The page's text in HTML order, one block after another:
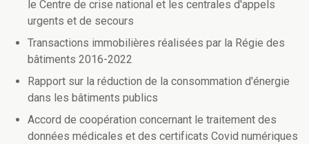
le Centre de crise national et les centrales d'appels
urgents et de secours
Transactions immobilières réalisées par la Régie des
bâtiments 2016-2022
Rapport sur la réduction de la consommation d'énergie
dans les bâtiments publics
Accord de coopération concernant le traitement des
données médicales et des certificats Covid numériques